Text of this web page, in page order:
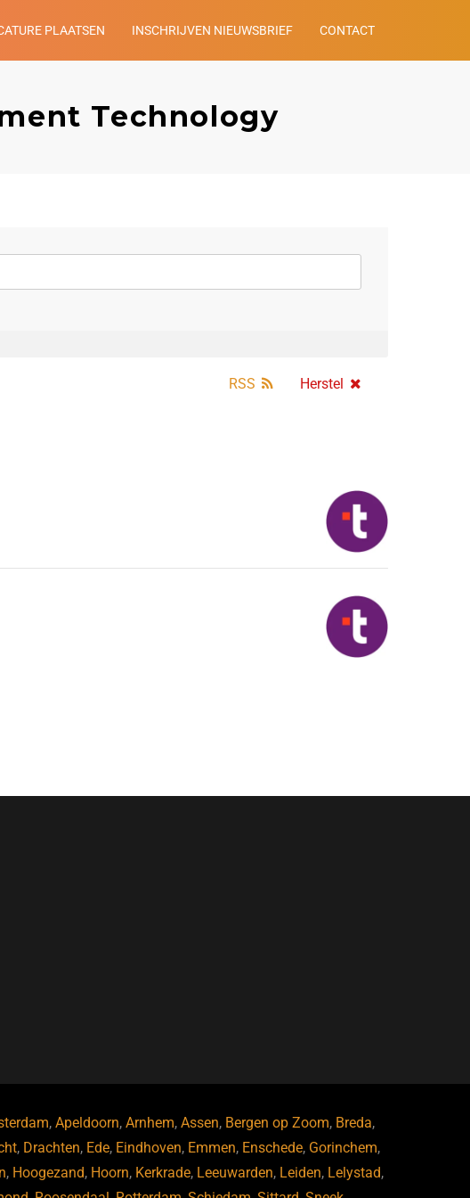
PLAATSEN INSCHRIJVEN NIEUWSBRIEF CONTACT
Technology
Herstel
RSS
, Apeldoorn, Arnhem, Assen, Bergen op Zoom, Breda,
, Drachten, Ede, Eindhoven, Emmen, Enschede, Gorinchem,
, Hoogezand, Hoorn, Kerkrade, Leeuwarden, Leiden, Lelystad,